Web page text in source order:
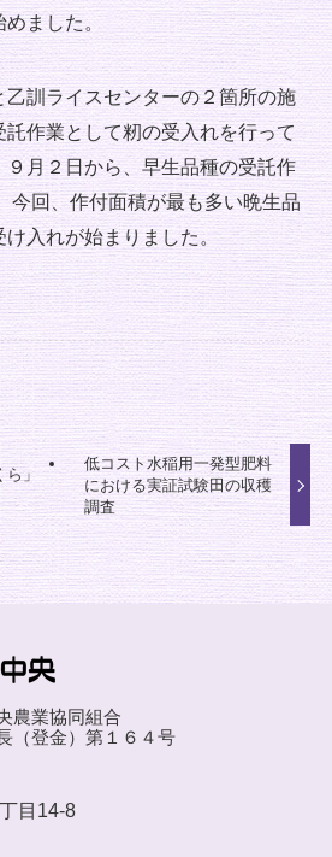
めました。
訓ライスセンターの２箇所の施
作業として籾の受入れを行って
９月２日から、早生品種の受託作
今回、作付面積が最も多い晩生品
入れが始まりました。
ら」
低コスト水稲用一発型肥料
における実証試験田の収穫
調査
農業協同組合
（登金）第１６４号
目14-8